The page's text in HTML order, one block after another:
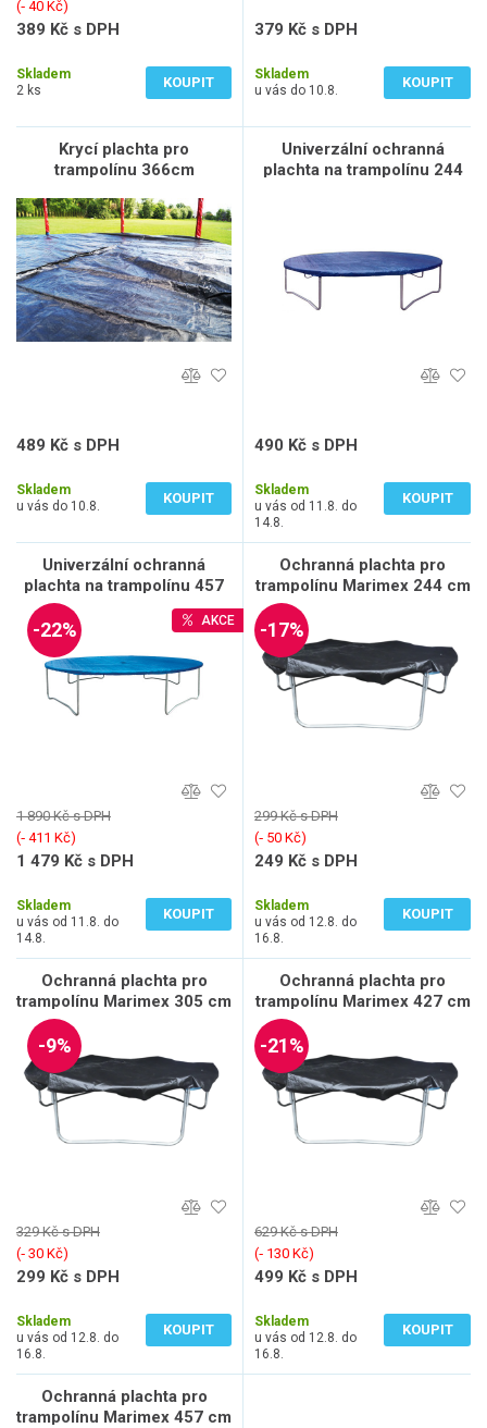
(‐ 40 Kč)
389 Kč s DPH
Skladem
2 ks
KOUPIT
379 Kč s DPH
Skladem
u vás do 10.8.
KOUPIT
Krycí plachta pro
trampolínu 366cm
489 Kč s DPH
Skladem
u vás do 10.8.
KOUPIT
Univerzální ochranná
plachta na trampolínu 244
490 Kč s DPH
Skladem
u vás od 11.8. do
14.8.
KOUPIT
Univerzální ochranná
plachta na trampolínu 457
AKCE
-22%
1 890 Kč s DPH
(‐ 411 Kč)
1 479 Kč s DPH
Skladem
u vás od 11.8. do
14.8.
KOUPIT
Ochranná plachta pro
trampolínu Marimex 244 cm
-17%
299 Kč s DPH
(‐ 50 Kč)
249 Kč s DPH
Skladem
u vás od 12.8. do
16.8.
KOUPIT
Ochranná plachta pro
trampolínu Marimex 305 cm
-9%
329 Kč s DPH
(‐ 30 Kč)
299 Kč s DPH
Skladem
u vás od 12.8. do
16.8.
KOUPIT
Ochranná plachta pro
trampolínu Marimex 427 cm
-21%
629 Kč s DPH
(‐ 130 Kč)
499 Kč s DPH
Skladem
u vás od 12.8. do
16.8.
KOUPIT
Ochranná plachta pro
trampolínu Marimex 457 cm